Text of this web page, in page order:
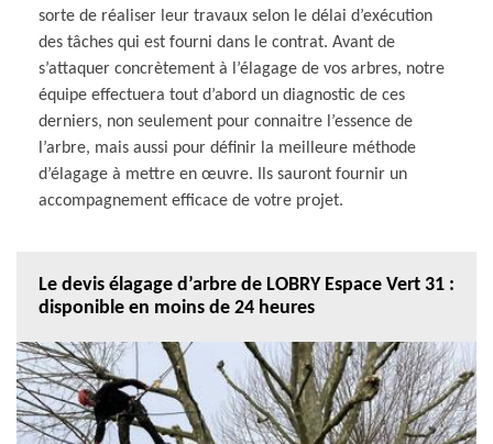
sorte de réaliser leur travaux selon le délai d’exécution
des tâches qui est fourni dans le contrat. Avant de
s’attaquer concrètement à l’élagage de vos arbres, notre
équipe effectuera tout d’abord un diagnostic de ces
derniers, non seulement pour connaitre l’essence de
l’arbre, mais aussi pour définir la meilleure méthode
d’élagage à mettre en œuvre. Ils sauront fournir un
accompagnement efficace de votre projet.
Le devis élagage d’arbre de LOBRY Espace Vert 31 :
disponible en moins de 24 heures